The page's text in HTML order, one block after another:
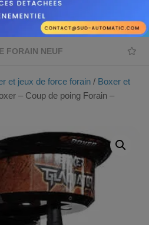
FORAIN NEUF
et jeux de force forain / Boxer et
– Coup de poing Forain –